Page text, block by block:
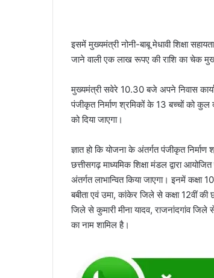
इसमें मुख्यमंत्री नोनी-बाबू मेधावी शिक्षा
जाने वाली एक लाख रूपए की राशि का चेक
मुख्यमंत्री सवेरे 10.30 बजे अपने निवास
पंजीकृत निर्माण श्रमिकों के 13 बच्चों को
को दिया जाएगा।
ज्ञात हो कि योजना के अंतर्गत पंजीकृत
छत्तीसगढ़ माध्यमिक शिक्षा मंडल द्वारा
अंतर्गत लाभान्वित किया जाएगा। इनमें कक्षा
बबीता एवं उमा, कांकेर जिले से कक्षा 12वीं
जिले से कुमारी मीना यादव, राजनांदगांव जिले
का नाम शामिल है।